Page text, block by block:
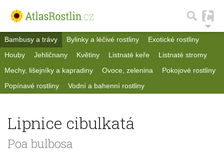
Bambusy a trávy Bylinky a léčivé rostliny
Exotické rostliny
Houby
Jehličnany Květiny Listnaté keře
Listnaté stromy
Mechy, lišejníky a kapradiny
Ovoce, zelenina
Pokojové rostliny
Popínavé rostliny
Vodní a bahenní rostliny
Lipnice cibulkatá
Poa bulbosa